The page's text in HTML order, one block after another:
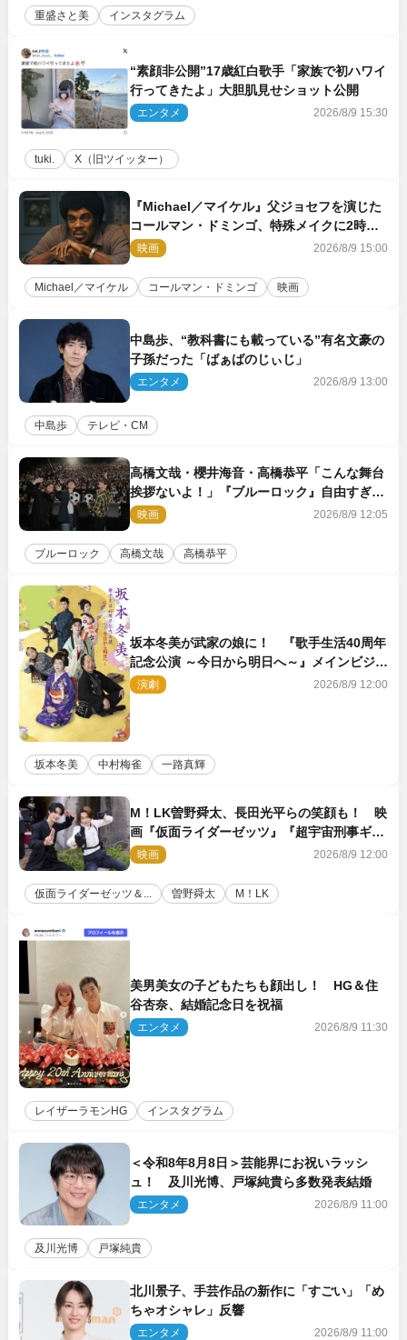
重盛さと美 インスタグラム
“素顔非公開”17歳紅白歌手「家族で初ハワイ
行ってきたよ」大胆肌見せショット公開
エンタメ 2026/8/9 15:30
tuki. X（旧ツイッター）
『Michael／マイケル』父ジョセフを演じた
コールマン・ドミンゴ、特殊メイクに2時間
半かかっていた
映画 2026/8/9 15:00
Michael／マイケル コールマン・ドミンゴ 映画
中島歩、“教科書にも載っている”有名文豪の
子孫だった「ばぁばのじぃじ」
エンタメ 2026/8/9 13:00
中島歩 テレビ・CM
高橋文哉・櫻井海音・高橋恭平「こんな舞台
挨拶ないよ！」『ブルーロック』自由すぎる
イベントレポート
映画 2026/8/9 12:05
ブルーロック 高橋文哉 高橋恭平
坂本冬美が武家の娘に！ 『歌手生活40周年
記念公演 ～今日から明日へ～』メインビジュ
アル公開
演劇 2026/8/9 12:00
坂本冬美 中村梅雀 一路真輝
M！LK曽野舜太、長田光平らの笑顔も！ 映
画『仮面ライダーゼッツ』『超宇宙刑事ギャ
バン インフィニティ』オフショット到着
映画 2026/8/9 12:00
仮面ライダーゼッツ＆... 曽野舜太 M！LK
美男美女の子どもたちも顔出し！ HG＆住
谷杏奈、結婚記念日を祝福
エンタメ 2026/8/9 11:30
レイザーラモンHG インスタグラム
＜令和8年8月8日＞芸能界にお祝いラッシ
ュ！ 及川光博、戸塚純貴ら多数発表結婚
エンタメ 2026/8/9 11:00
及川光博 戸塚純貴
北川景子、手芸作品の新作に「すごい」「め
ちゃオシャレ」反響
エンタメ 2026/8/9 11:00